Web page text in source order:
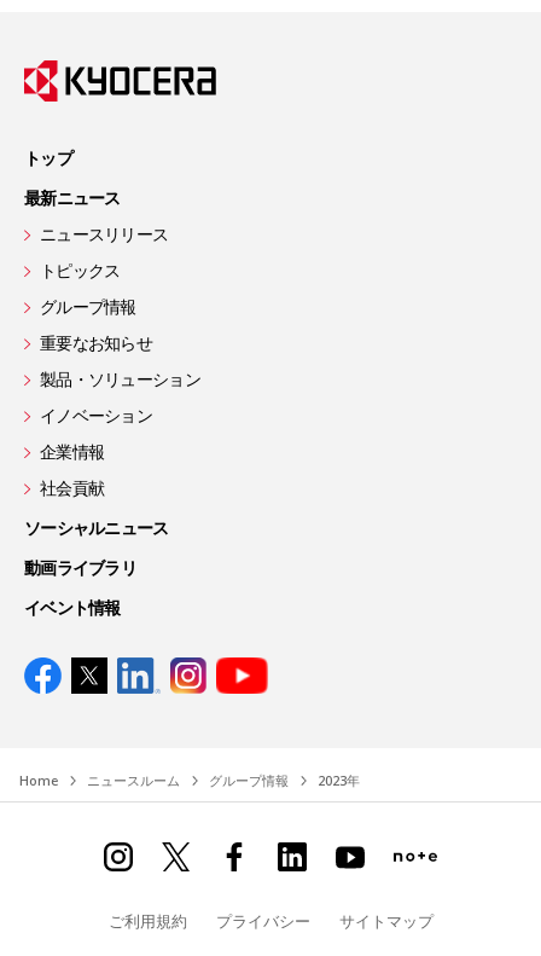
トップ
最新ニュース
ニュースリリース
トピックス
グループ情報
重要なお知らせ
製品・ソリューション
イノベーション
企業情報
社会貢献
ソーシャルニュース
動画ライブラリ
イベント情報
Home ニュースルーム グループ情報 2023年
ご利用規約 プライバシー サイトマップ